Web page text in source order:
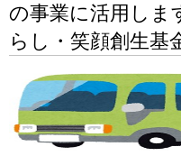
の事業に活用しま
らし・笑顔創生基